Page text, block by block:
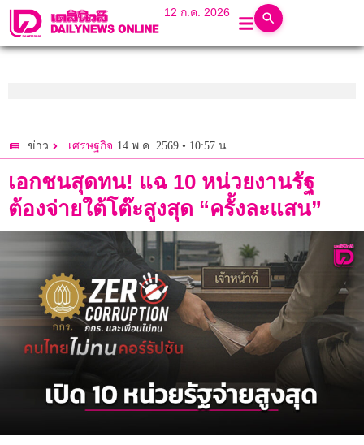
12 ก.ค. 2026
ข่าว เศรษฐกิจ 14 พ.ค. 2569 • 10:57 น.
เอกชนสุดทน! แฉ 10 หน่วยงานรัฐ
ต้องจ่ายใต้โต๊ะสูงสุด “ครั้งละแสน”